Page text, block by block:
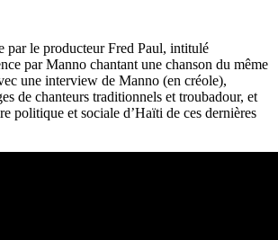
par le producteur Fred Paul, intitulé
par Manno chantant une chanson du même
une interview de Manno (en créole),
de chanteurs traditionnels et troubadour, et
politique et sociale d’Haïti de ces dernières